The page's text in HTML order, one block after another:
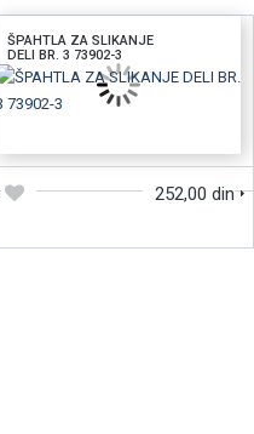
ŠPAHTLA ZA SLIKANJE
DELI BR. 3 73902-3
252,00 din